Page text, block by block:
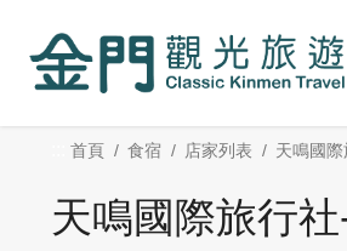
內
首頁 食宿 店家列表 天鳴國
天鳴國際旅行